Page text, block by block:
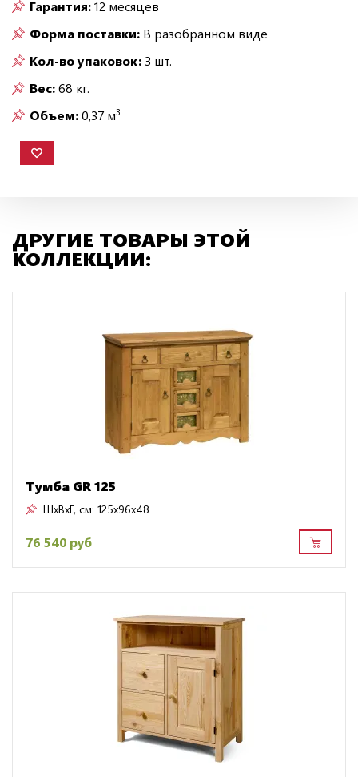
Гарантия:12 месяцев
Форма поставки: В разобранном виде
Кол-во упаковок:3 шт.
Вес:68 кг.
Объем:0,37 м3
ДРУГИЕ ТОВАРЫ ЭТОЙ
КОЛЛЕКЦИИ:
Тумба GR 125
ШxВxГ, см: 125x96x48
76 540 руб